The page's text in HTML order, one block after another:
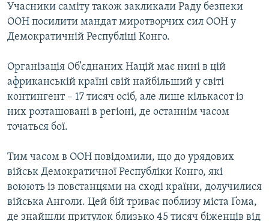
СПЕЦПРОЄКТИ
ПОДКАСТИ
РУС
УКР
КТАТ
ДОЛУЧАЙСЯ!
Учасники саміту також закликали Раду безпеки
ООН посилити мандат миротворчих сил ООН у
Демократичній Республіці Конго.
Організація Об’єднаних Націй має нині в цій
африканській країні свій найбільший у світі
контингент – 17 тисяч осіб, але лише кількасот із
них розташовані в регіоні, де останнім часом
точаться бої.
Тим часом в ООН повідомили, що до урядових
військ Демократичної Республіки Конго, які
воюють із повстанцями на сході країни, долучилися
війська Анголи. Цей бій триває поблизу міста Ґома,
де знайшли притулок близько 45 тисяч біженців від